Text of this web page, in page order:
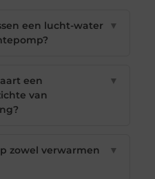
een lucht-water
▼
een
van
▼
zowel verwarmen
▼